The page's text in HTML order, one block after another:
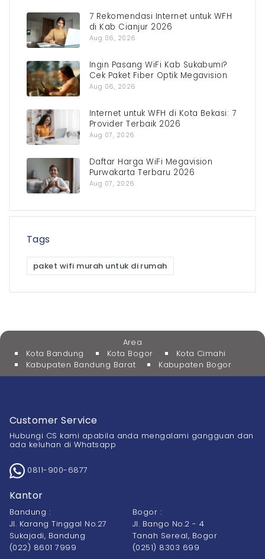
7 Rekomendasi Internet untuk WFH
di Kab Cianjur 2026
Aug 06, 2026
Ingin Pasang WiFi Kab Sukabumi?
Cek Paket Fiber Optik Megavision
Aug 06, 2026
Internet untuk WFH di Kota Bekasi: 7
Provider Terbaik 2026
Aug 07, 2026
Daftar Harga WiFi Megavision
Purwakarta Terbaru 2026
Aug 07, 2026
Tags
paket wifi murah untuk di rumah
Area
Kota Bandung
Kota Bogor
Kota Cimahi
Kabupaten Bandung Barat
Kabupaten Bogor
Customer Service
Hubungi CS kami apabila anda mengalami gangguan dan
ada keluhan di Whatsapp
0811-900-6877
Kantor
Bandung :
Jl. Karang Tinggal No.27
Sukajadi, Bandung
(022) 8601 7999
Bogor :
Jl. Bango No.2 - 4
Tanah Sereal, Bogor
(0251) 8303 699